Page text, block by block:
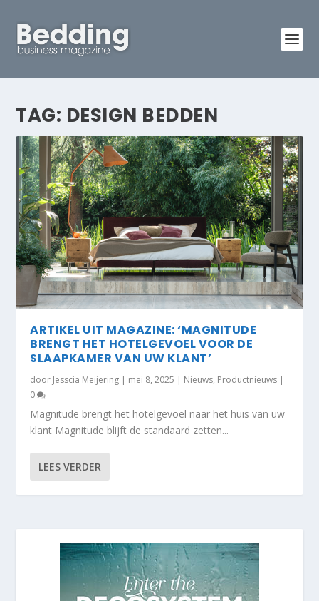
TAG: DESIGN BEDDEN
ARTIKEL UIT MAGAZINE: ‘MAGNITUDE
BRENGT HET HOTELGEVOEL VOOR DE
SLAAPKAMER VAN UW KLANT’
door Jesscia Meijering | mei 8, 2025 | Nieuws, Productnieuws |
0
Magnitude brengt het hotelgevoel naar het huis van uw
klant Magnitude blijft de standaard zetten...
LEES VERDER